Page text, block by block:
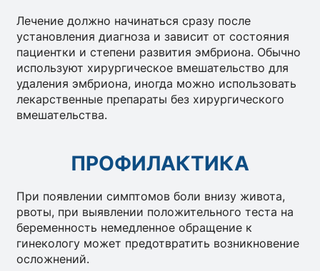
Лечение должно начинаться сразу после
установления диагноза и зависит от состояния
пациентки и степени развития эмбриона. Обычно
используют хирургическое вмешательство для
удаления эмбриона, иногда можно использовать
лекарственные препараты без хирургического
вмешательства.
ПРОФИЛАКТИКА
При появлении симптомов боли внизу живота,
рвоты, при выявлении положительного теста на
беременность немедленное обращение к
гинекологу может предотвратить возникновение
осложнений.